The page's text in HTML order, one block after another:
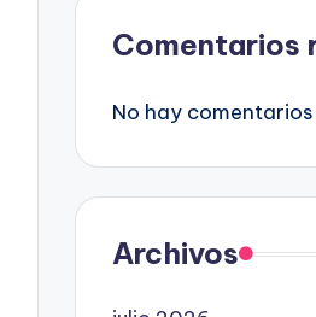
Comentarios
No hay
Archivos